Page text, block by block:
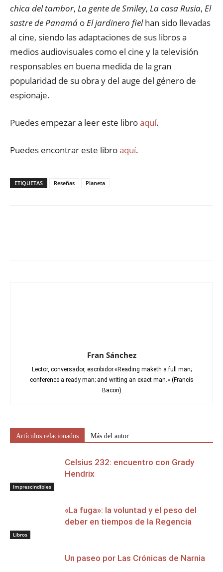
chica del tambor, La gente de Smiley, La casa Rusia, El
sastre de Panamá oEl jardinero fielhan sido llevadas
al cine, siendo las adaptaciones de sus libros a
medios audiovisuales como el cine y la televisión
responsables en buena medida de la gran
popularidad de su obra y del auge del género de
espionaje.
Puedes empezar a leer este libroaquí.
Puedes encontrar este libroaquí.
ETIQUETAS Reseñas Planeta
Fran Sánchez
Lector, conversador, escribidor.«Reading maketh a full man;
conference a ready man; and writing an exact man.» (Francis
Bacon)
Artículos relacionados Más del autor
Imprescindibles
Celsius 232: encuentro con Grady
Hendrix
Libros
«La fuga»: la voluntad y el peso del
deber en tiempos de la Regencia
Un paseo por Las Crónicas de Narnia